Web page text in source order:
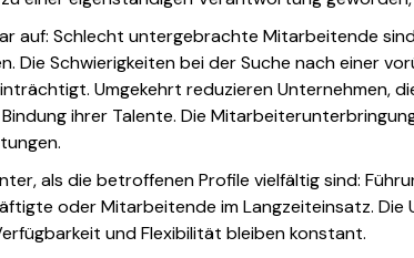
auf: Schlecht untergebrachte Mitarbeitende
Die Schwierigkeiten bei der Suche nach einer
Umgekehrt reduzieren Unternehmen,
ihrer Talente. Die
als die betroffenen Profile vielfältig sind:
oder Mitarbeitende im Langzeiteinsatz.
und Flexibilität bleiben konstant.